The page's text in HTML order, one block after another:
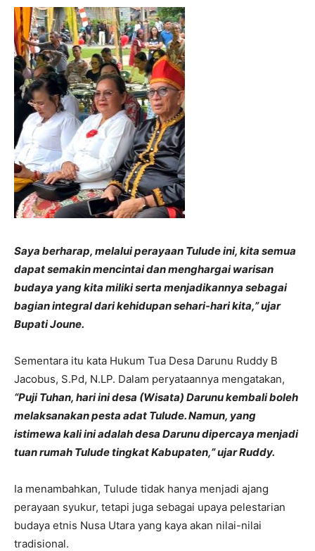
Saya berharap, melalui perayaan Tulude ini, kita semua
dapat semakin mencintai dan menghargai warisan
budaya yang kita miliki serta menjadikannya sebagai
bagian integral dari kehidupan sehari-hari kita,” ujar
Bupati Joune.
Sementara itu kata Hukum Tua Desa Darunu Ruddy B
Jacobus, S.Pd, N.LP. Dalam peryataannya mengatakan,
“Puji Tuhan, hari ini desa (Wisata) Darunu kembali boleh
melaksanakan pesta adat Tulude. Namun, yang
istimewa kali ini adalah desa Darunu dipercaya menjadi
tuan rumah Tulude tingkat Kabupaten,” ujar Ruddy.
Ia menambahkan, Tulude tidak hanya menjadi ajang
perayaan syukur, tetapi juga sebagai upaya pelestarian
budaya etnis Nusa Utara yang kaya akan nilai-nilai
tradisional.